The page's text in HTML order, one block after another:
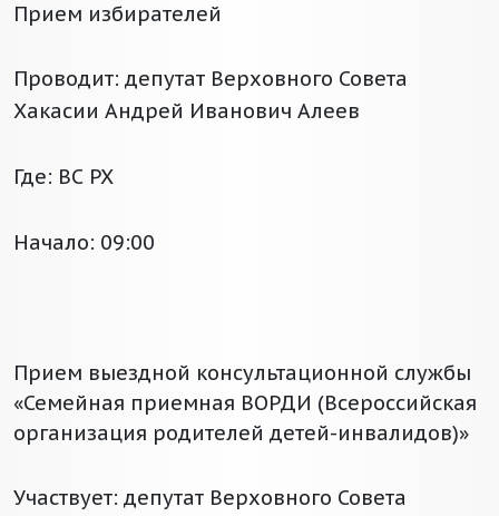
Прием избирателей
Проводит: депутат Верховного Совета
Хакасии Андрей Иванович Алеев
Где: ВС РХ
Начало: 09:00
Прием выездной консультационной службы
«Семейная приемная ВОРДИ (Всероссийская
организация родителей детей-инвалидов)»
Участвует: депутат Верховного Совета